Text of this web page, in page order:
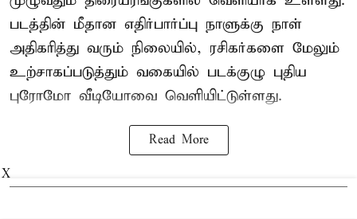
படத்தின் மீதான எதிர்பார்ப்பு நாளுக்கு நாள்
அதிகரித்து வரும் நிலையில், ரசிகர்களை மேலும்
உற்சாகப்படுத்தும் வகையில் படக்குழு புதிய
புரோமோ வீடியோவை வெளியிட்டுள்ளது.
Read More
X